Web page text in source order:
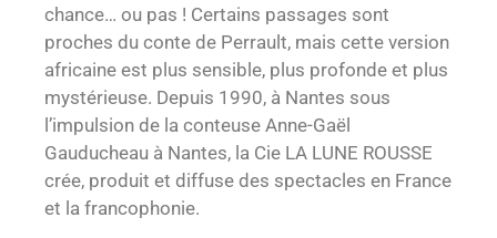
chance… ou pas ! Certains passages sont
proches du conte de Perrault, mais cette version
africaine est plus sensible, plus profonde et plus
mystérieuse. Depuis 1990, à Nantes sous
l’impulsion de la conteuse Anne-Gaël
Gauducheau à Nantes, la Cie LA LUNE ROUSSE
crée, produit et diffuse des spectacles en France
et la francophonie.